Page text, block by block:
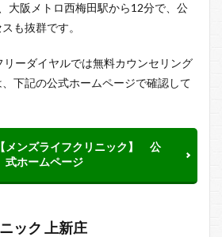
大阪メトロ西梅田駅から12分で、公
も抜群です。
ーダイヤルでは無料カウンセリング
下記の公式ホームページで確認して
メンズライフクリニック】 公
式ホームページ
ック 上新庄